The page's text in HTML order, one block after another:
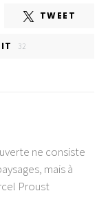
TWEET
32
ne consiste
mais à
Proust